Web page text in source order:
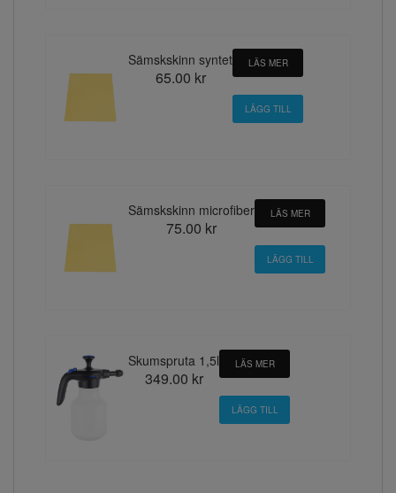
Sämskskinn syntet
65.00 kr
LÄS MER
Sämskskinn microfiber
75.00 kr
LÄS MER
Skumspruta 1,5l
349.00 kr
LÄS MER